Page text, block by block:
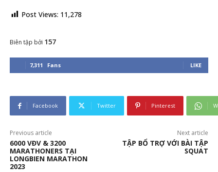
Post Views: 11,278
Biên tập bởi 157
7,311 Fans LIKE
Facebook Twitter Pinterest
Previous article
6000 VĐV & 3200
MARATHONERS TẠI
LONGBIEN MARATHON
2023
Next article
TẬP BỔ TRỢ VỚI BÀI TẬP
SQUAT